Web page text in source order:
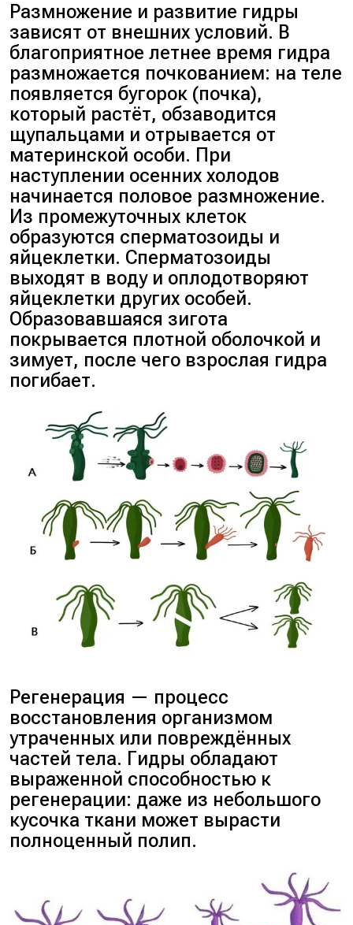
Размножение и развитие гидры
зависят от внешних условий. В
благоприятное летнее время гидра
размножается почкованием: на теле
появляется бугорок (почка),
который растёт, обзаводится
щупальцами и отрывается от
материнской особи. При
наступлении осенних холодов
начинается половое размножение.
Из промежуточных клеток
образуются сперматозоиды и
яйцеклетки. Сперматозоиды
выходят в воду и оплодотворяют
яйцеклетки других особей.
Образовавшаяся зигота
покрывается плотной оболочкой и
зимует, после чего взрослая гидра
погибает.
Регенерация — процесс
восстановления организмом
утраченных или повреждённых
частей тела. Гидры обладают
выраженной способностью к
регенерации: даже из небольшого
кусочка ткани может вырасти
полноценный полип.